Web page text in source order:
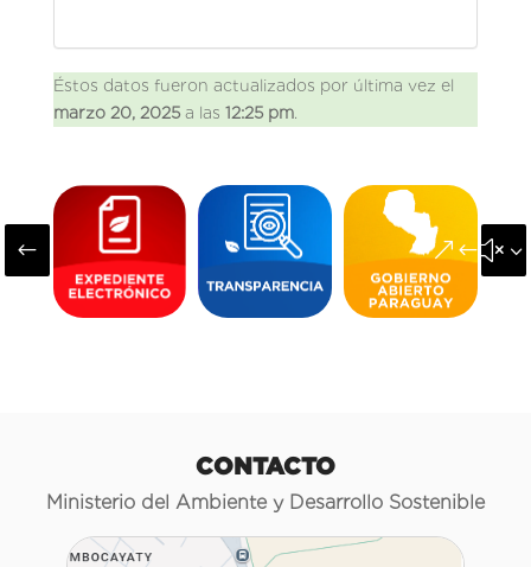
Éstos datos fueron actualizados por última vez el
marzo 20, 2025a las 12:25 pm.
#
CONTACTO
Ministerio del Ambiente y Desarrollo Sostenible